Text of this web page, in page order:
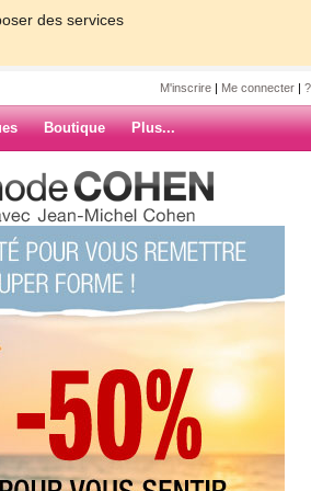
des services
M'inscrire | Me connecter |
Boutique Plus...
pas
ARCHIVES